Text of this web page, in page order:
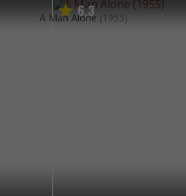
6,3
A Man Alone (1955)